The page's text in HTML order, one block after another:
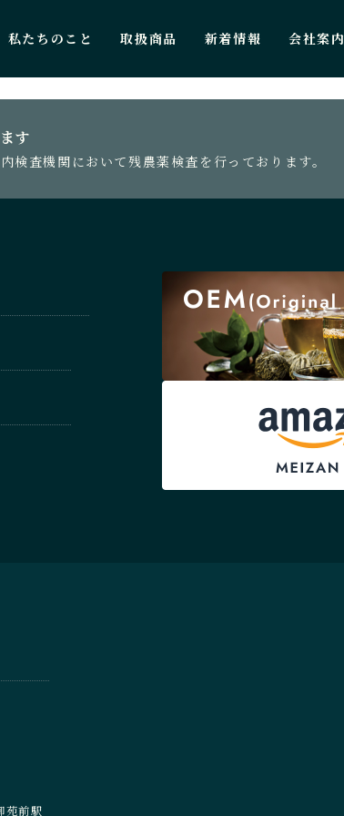
私たちのこと 取扱商品 新着情報 会社案内
PAGE TOP
す
査機関において残農薬検査を行っております。
前駅